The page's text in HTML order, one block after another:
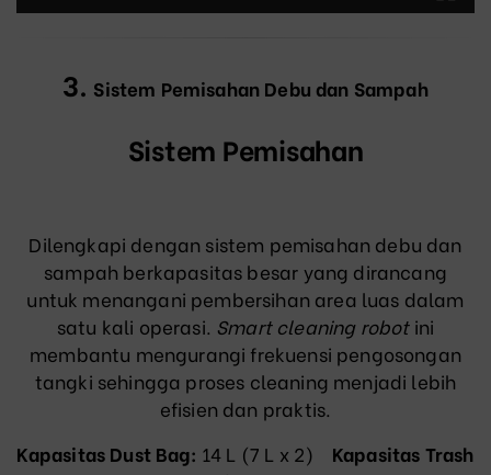
3. Sistem Pemisahan Debu dan Sampah
Sistem Pemisahan
Dilengkapi dengan sistem pemisahan debu dan
sampah berkapasitas besar yang dirancang
untuk menangani pembersihan area luas dalam
satu kali operasi. Smart cleaning robotini
membantu mengurangi frekuensi pengosongan
tangki sehingga proses cleaning menjadi lebih
efisien dan praktis.
Kapasitas Dust Bag: 14 L (7 L x 2) Kapasitas Trash